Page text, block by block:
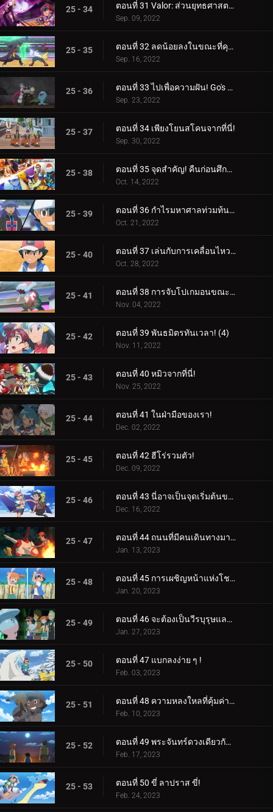
25 - 34 ตอนที่ 31 Valor: ส่วนยุทธศาสตร์ของการต่อสู้! (3)
Sep. 09, 2022
25 - 35 ตอนที่ 32 ลดน้อยลงในขณะที่คุณทำงาน! (4)
Sep. 16, 2022
25 - 36 ตอนที่ 33 ไปเพื่อความฝัน! Go's Road to Mew!!
Sep. 23, 2022
25 - 37 ตอนที่ 34 เพียงโยนสโคนจากที่นี่!
Sep. 30, 2022
25 - 38 ตอนที่ 35 จุดสำคัญ! คืนก่อนศึกตัดสิน! ซาโตชิ ปะทะ ดันเด้!!
Oct. 14, 2022
25 - 39 ตอนที่ 36 กำไรมหาศาลท่วมท้น! (1)
Oct. 21, 2022
25 - 40 ตอนที่ 37 เล่นกับการเคลื่อนไหวของคุณ! (2)
Oct. 28, 2022
25 - 41 ตอนที่ 38 การจับโปเกมอนขณะปัดป้อง! (3)
Nov. 04, 2022
25 - 42 ตอนที่ 39 พันธมิตรทันเวลา! (4)
Nov. 11, 2022
25 - 43 ตอนที่ 40 หมิวจากที่นี่!
Nov. 25, 2022
25 - 44 ตอนที่ 41 ในฝ่ามือของเรา!
Dec. 02, 2022
25 - 45 ตอนที่ 42 ฮีโร่รวมตัว!
Dec. 09, 2022
25 - 46 ตอนที่ 43 นี่อาจเป็นจุดเริ่มต้นของสิ่งที่ยิ่งใหญ่!
Dec. 16, 2022
25 - 47 ตอนที่ 44 ถนนที่มีคนเดินทางมากที่สุด!
Jan. 13, 2023
25 - 48 ตอนที่ 45 การเผชิญหน้าแห่งโชคชะตา!
Jan. 20, 2023
25 - 49 ตอนที่ 46 จะต้องเป็นวีรบุรุษและแม่มดของเรา!
Jan. 27, 2023
25 - 50 ตอนที่ 47 แบกลงง่าย ๆ !
Feb. 03, 2023
25 - 51 ตอนที่ 48 ความหลงใหลที่คุ้มค่าของหน่วย!
Feb. 10, 2023
25 - 52 ตอนที่ 49 พระจันทร์ดวงเดียวกัน บัดนี้และตลอดไป!
Feb. 17, 2023
25 - 53 ตอนที่ 50 ขี่ ลาปราส ขี่!
Feb. 24, 2023